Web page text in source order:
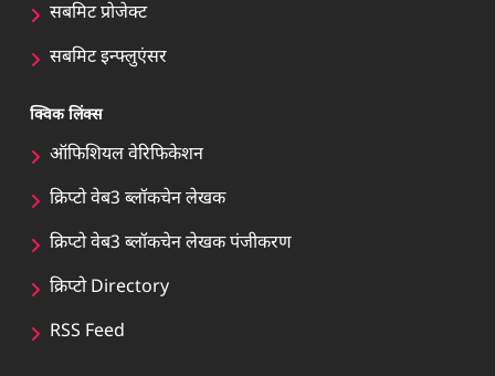
सबमिट प्रोजेक्ट
सबमिट इन्फ्लुएंसर
क्विक लिंक्स
ऑफिशियल वेरिफिकेशन
क्रिप्टो वेब3 ब्लॉकचेन लेखक
क्रिप्टो वेब3 ब्लॉकचेन लेखक पंजीकरण
क्रिप्टो Directory
RSS Feed